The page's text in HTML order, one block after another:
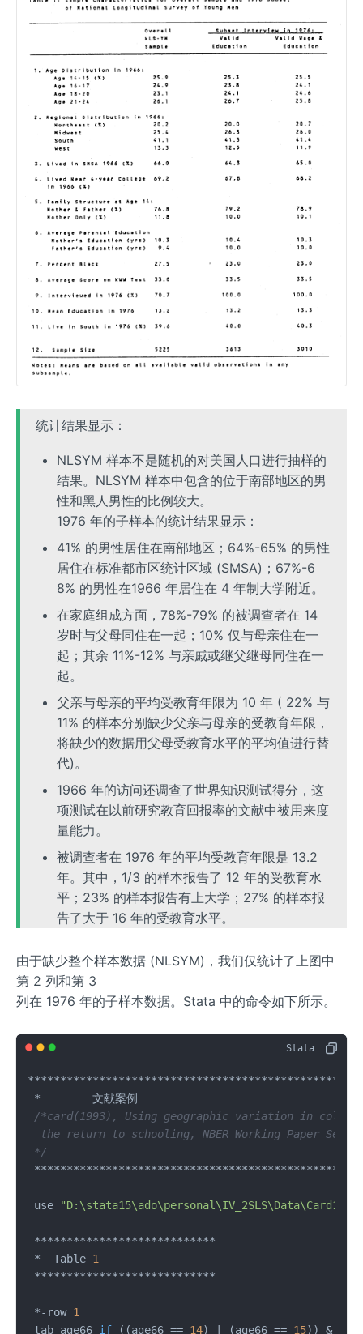
统计结果显示：
NLSYM 样本不是随机的对美国人口进行抽样的
结果。NLSYM 样本中包含的位于南部地区的男
性和黑人男性的比例较大。
1976 年的子样本的统计结果显示：
41% 的男性居住在南部地区；64%-65% 的男性
居住在标准都市区统计区域 (SMSA)；67%-6
8% 的男性在1966 年居住在 4 年制大学附近。
在家庭组成方面，78%-79% 的被调查者在 14
岁时与父母同住在一起；10% 仅与母亲住在一
起；其余 11%-12% 与亲戚或继父继母同住在一
起。
父亲与母亲的平均受教育年限为 10 年 ( 22% 与
11% 的样本分别缺少父亲与母亲的受教育年限，
将缺少的数据用父母受教育水平的平均值进行替
代)。
1966 年的访问还调查了世界知识测试得分，这
项测试在以前研究教育回报率的文献中被用来度
量能力。
被调查者在 1976 年的平均受教育年限是 13.2
年。其中，1/3 的样本报告了 12 年的受教育水
平；23% 的样本报告有上大学；27% 的样本报
告了大于 16 年的受教育水平。
由于缺少整个样本数据 (NLSYM)，我们仅统计了上图中
第 2 列和第 3
列在 1976 年的子样本数据。Stata 中的命令如下所示。
*        文献案例
/*card(1993), Using geographic variation in
the return to schooling, NBER Working Paper
*/
use
****************************
*  Table 1
****************************
*-row 1
tab age66 if ((age66 == 14) | (age66 == 15)) &